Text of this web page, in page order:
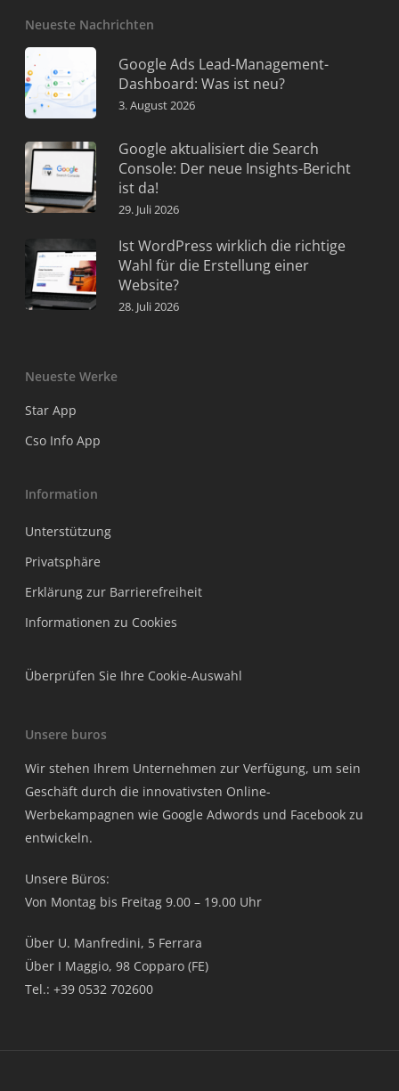
Neueste Nachrichten
Google Ads Lead-Management-
Dashboard: Was ist neu?
3. August 2026
Google aktualisiert die Search
Console: Der neue Insights-Bericht
ist da!
29. Juli 2026
Ist WordPress wirklich die richtige
Wahl für die Erstellung einer
Website?
28. Juli 2026
Neueste Werke
Star App
Cso Info App
Information
Unterstützung
Privatsphäre
Erklärung zur Barrierefreiheit
Informationen zu Cookies
Überprüfen Sie Ihre Cookie-Auswahl
Unsere buros
Wir stehen Ihrem Unternehmen zur Verfügung, um sein
Geschäft durch die innovativsten Online-
Werbekampagnen wie Google Adwords und Facebook zu
entwickeln.
Unsere Büros:
Von Montag bis Freitag 9.00 – 19.00 Uhr
Über U. Manfredini, 5 Ferrara
Über I Maggio, 98 Copparo (FE)
Tel.: +39 0532 702600